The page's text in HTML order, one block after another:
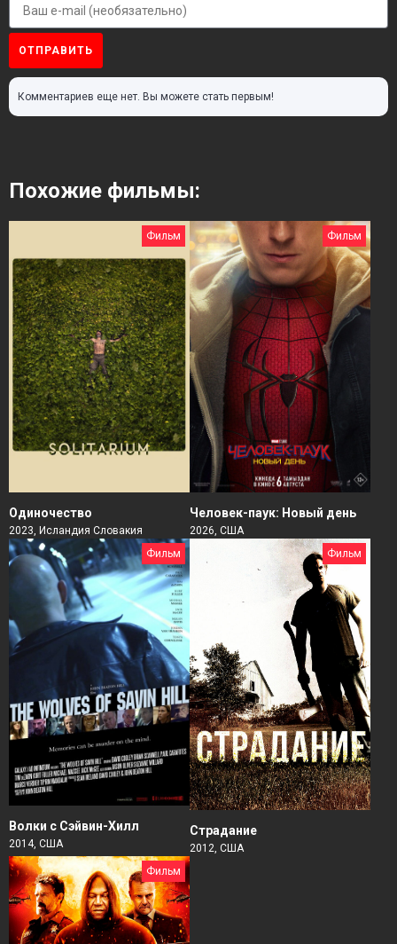
ОТПРАВИТЬ
Комментариев еще нет. Вы можете стать первым!
Похожие фильмы:
Фильм
Одиночество
2023, Исландия Словакия
Фильм
Человек-паук: Новый день
2026, США
Фильм
Волки с Сэйвин-Хилл
2014, США
Фильм
Страдание
2012, США
Фильм